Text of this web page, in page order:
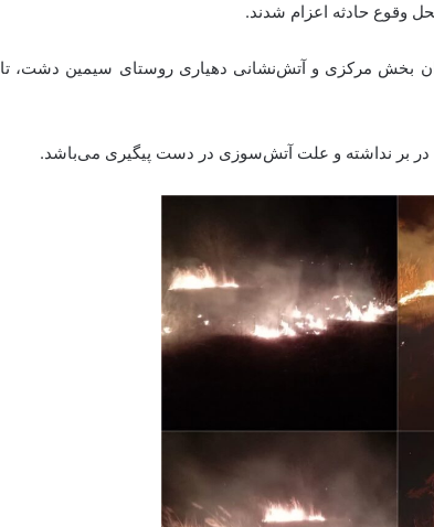
وقوع حادثه اعزام شدند.
بخش مرکزی و آتش‌نشانی دهیاری روستای سیمین دشت، تا
در بر نداشته و علت آتش‌سوزی در دست پیگیری می‌باشد.